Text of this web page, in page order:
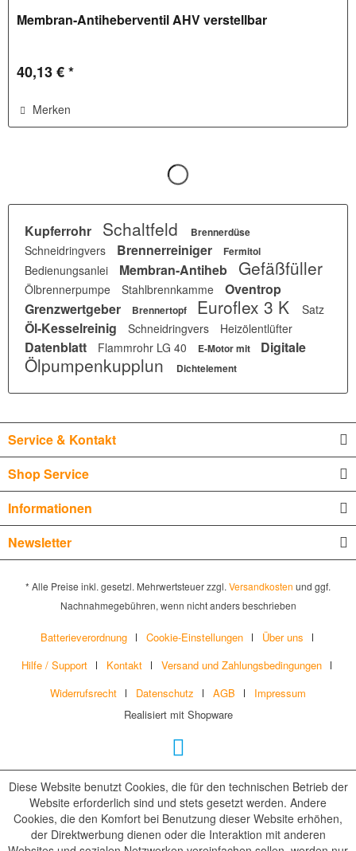
Membran-Antiheberventil AHV verstellbar
40,13 € *
Merken
Kupferrohr Schaltfeld Brennerdüse
Schneidringvers Brennerreiniger Fermitol
Bedienungsanlei Membran-Antiheb Gefäßfüller
Ölbrennerpumpe Stahlbrennkamme
Oventrop
Grenzwertgeber
Brennertopf Euroflex 3 K Satz
Öl-Kesselreinig Schneidringvers Heizölentlüfter
Datenblatt Flammrohr LG 40 E-Motor mit Digitale
Ölpumpenkupplun Dichtelement
Service & Kontakt
Shop Service
Informationen
Newsletter
* Alle Preise inkl. gesetzl. Mehrwertsteuer zzgl. Versandkosten und ggf.
Nachnahmegebühren, wenn nicht anders beschrieben
Batterieverordnung Cookie-Einstellungen
Über uns
Hilfe / Support
Kontakt
Versand und Zahlungsbedingungen
Widerrufsrecht
Datenschutz AGB
Impressum
Realisiert mit Shopware
Diese Website benutzt Cookies, die für den technischen Betrieb der
Website erforderlich sind und stets gesetzt werden. Andere
Cookies, die den Komfort bei Benutzung dieser Website erhöhen,
der Direktwerbung dienen oder die Interaktion mit anderen